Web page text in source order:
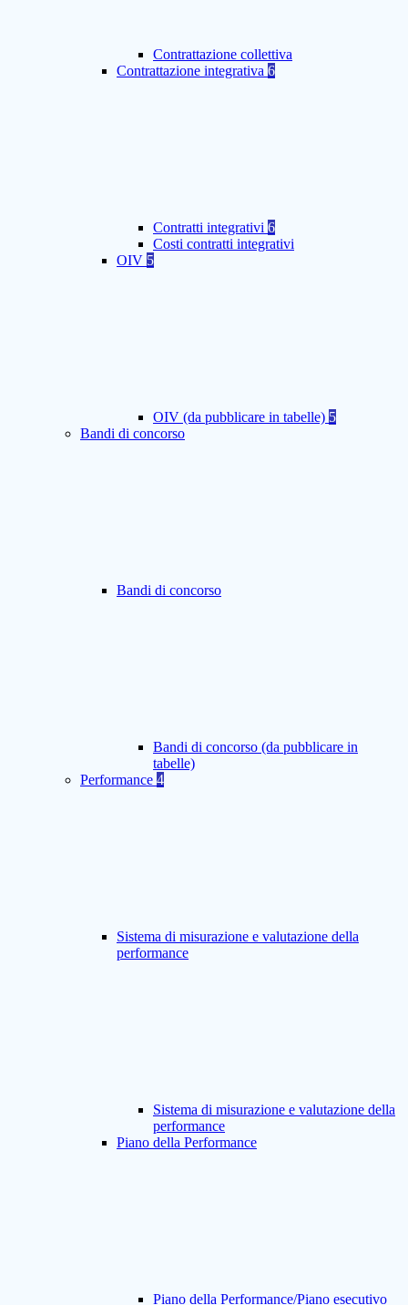
Contrattazione collettiva
Contrattazione integrativa 6
Contratti integrativi 6
Costi contratti integrativi
OIV 5
OIV (da pubblicare in tabelle) 5
Bandi di concorso
Bandi di concorso
Bandi di concorso (da pubblicare in
tabelle)
Performance 4
Sistema di misurazione e valutazione della
performance
Sistema di misurazione e valutazione della
performance
Piano della Performance
Piano della Performance/Piano esecutivo